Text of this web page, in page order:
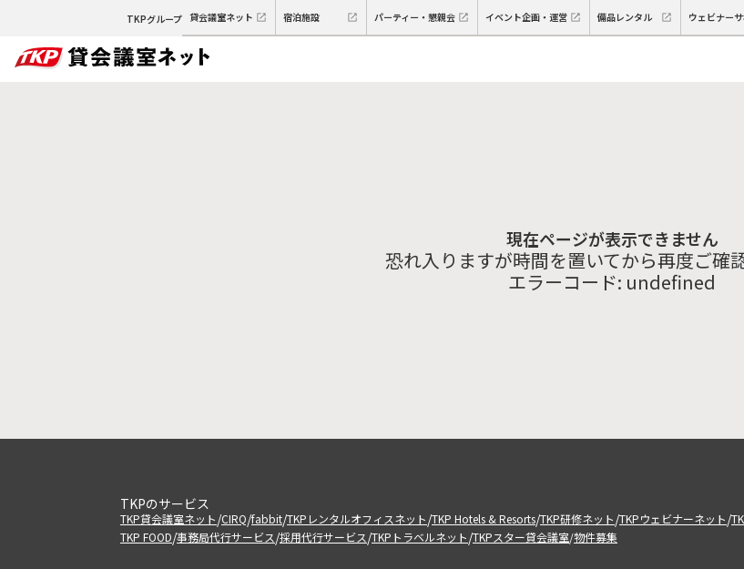
TKPグループ 貸会議室ネット 宿泊施設 パーティー・懇親会 イベント企画・運営 備品レンタル ウェビナー
現在ページが表示できません
恐れ入りますが時間を置いてから再度ご確
エラーコード: undefined
TKPのサービス
TKP貸会議室ネット/CIRQ/fabbit/TKPレンタルオフィスネット/TKP Hotels & Resorts/TKP研修ネット/TKPウェビナーネット/
TKP FOOD/事務局代行サービス/採用代行サービス/TKPトラベルネット/TKPスター貸会議室/物件募集